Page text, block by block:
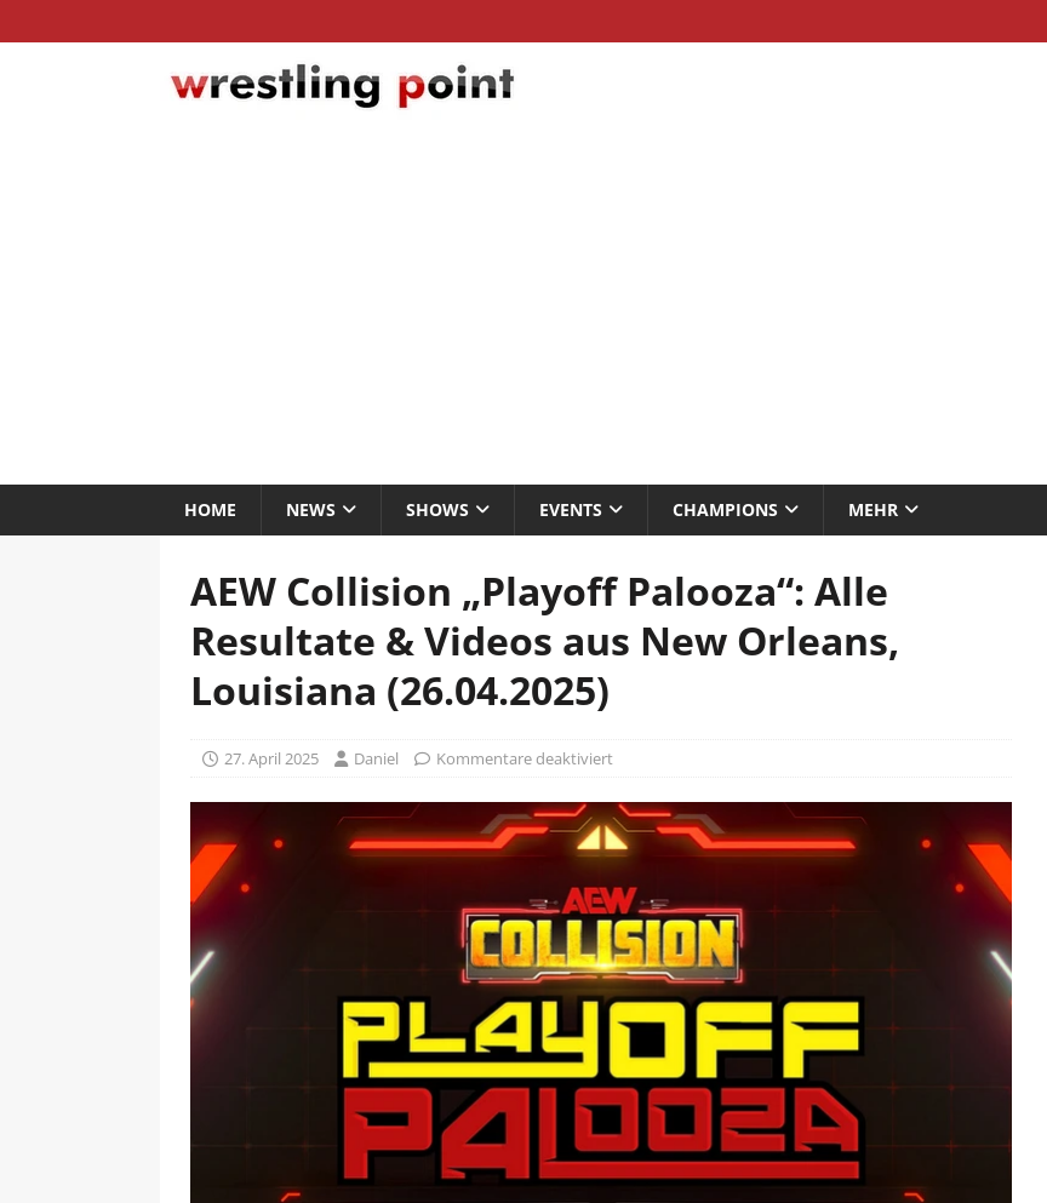
HOME NEWS SHOWS EVENTS CHAMPIONS MEHR
AEW Collision „Playoff Palooza“: Alle
Resultate & Videos aus New Orleans,
Louisiana (26.04.2025)
27. April 2025 Daniel Kommentare deaktiviert